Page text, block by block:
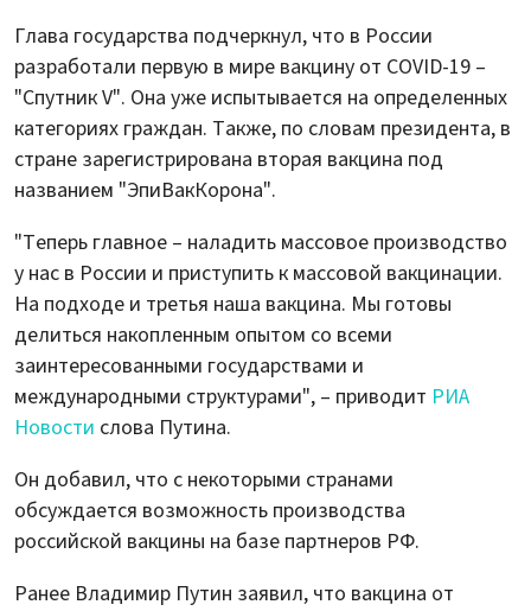
Глава государства подчеркнул, что в России
разработали первую в мире вакцину от COVID-19 –
"Спутник V". Она уже испытывается на определенных
категориях граждан. Также, по словам президента, в
стране зарегистрирована вторая вакцина под
названием "ЭпиВакКорона".
"Теперь главное – наладить массовое производство
у нас в России и приступить к массовой вакцинации.
На подходе и третья наша вакцина. Мы готовы
делиться накопленным опытом со всеми
заинтересованными государствами и
международными структурами", – приводит РИА
Новости слова Путина.
Он добавил, что с некоторыми странами
обсуждается возможность производства
российской вакцины на базе партнеров РФ.
Ранее Владимир Путин заявил, что вакцина от